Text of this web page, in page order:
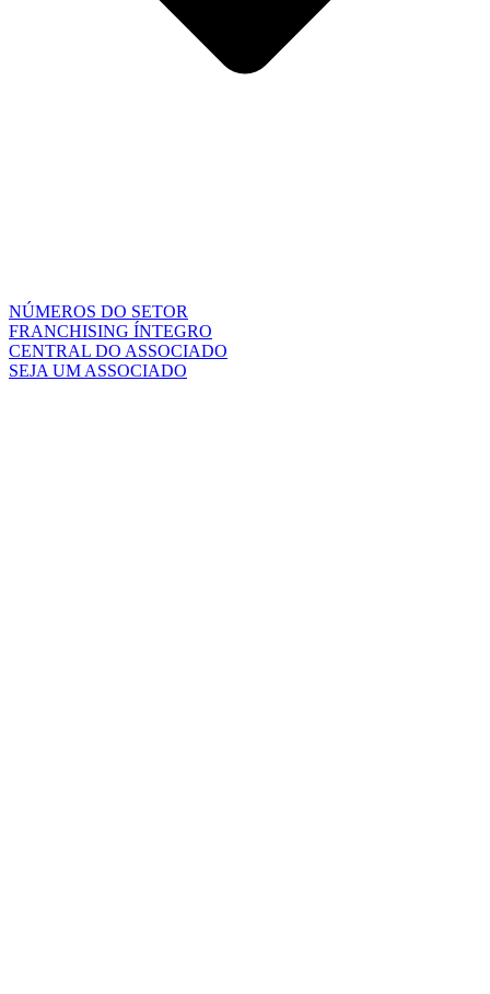
NÚMEROS DO SETOR
FRANCHISING ÍNTEGRO
CENTRAL DO ASSOCIADO
SEJA UM ASSOCIADO